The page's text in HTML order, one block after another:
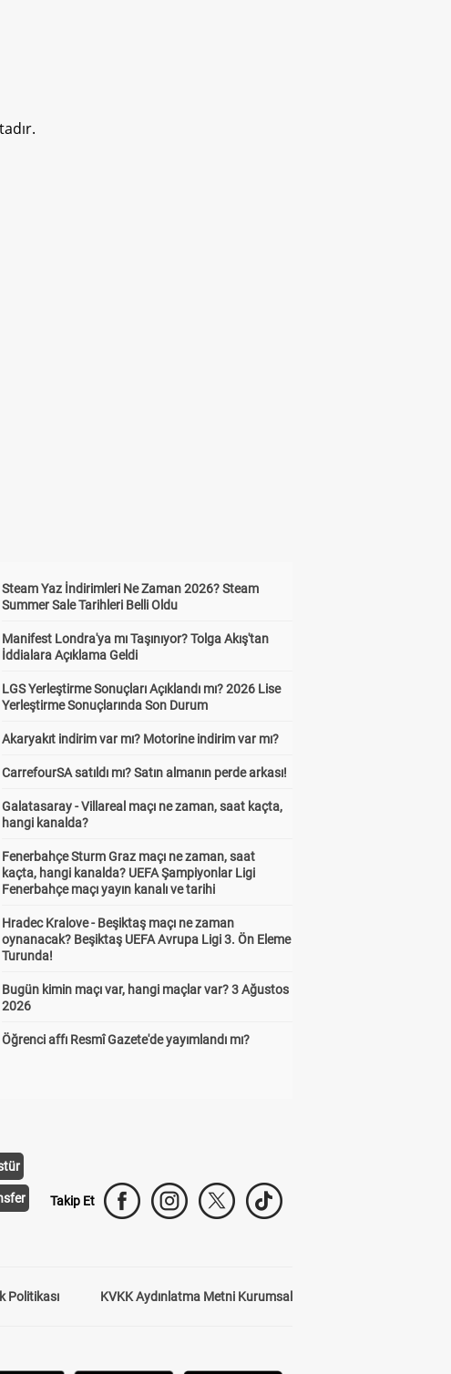
Steam Yaz İndirimleri Ne Zaman 2026? Steam
Summer Sale Tarihleri Belli Oldu
Manifest Londra'ya mı Taşınıyor? Tolga Akış'tan
İddialara Açıklama Geldi
LGS Yerleştirme Sonuçları Açıklandı mı? 2026 Lise
Yerleştirme Sonuçlarında Son Durum
Akaryakıt indirim var mı? Motorine indirim var mı?
CarrefourSA satıldı mı? Satın almanın perde arkası!
Galatasaray - Villareal maçı ne zaman, saat kaçta,
hangi kanalda?
Fenerbahçe Sturm Graz maçı ne zaman, saat
kaçta, hangi kanalda? UEFA Şampiyonlar Ligi
Fenerbahçe maçı yayın kanalı ve tarihi
Hradec Kralove - Beşiktaş maçı ne zaman
oynanacak? Beşiktaş UEFA Avrupa Ligi 3. Ön Eleme
Turunda!
Bugün kimin maçı var, hangi maçlar var? 3 Ağustos
2026
Öğrenci affı Resmî Gazete'de yayımlandı mı?
Takip Et
Politikası KVKK Aydınlatma Metni Kurumsal